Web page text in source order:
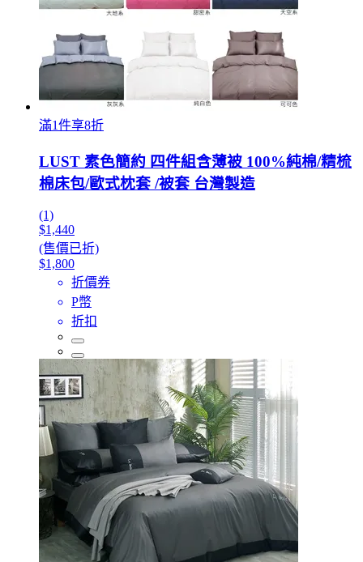
滿1件享8折
LUST 素色簡約 四件組含薄被 100%純棉/精梳
棉床包/歐式枕套 /被套 台灣製造
(1)
$1,440
(售價已折)
$1,800
折價券
P幣
折扣